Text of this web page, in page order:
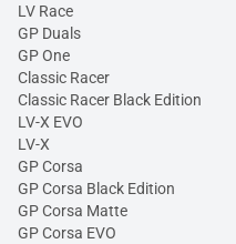
LV Race
GP Duals
GP One
Classic Racer
Classic Racer Black Edition
LV-X EVO
LV-X
GP Corsa
GP Corsa Black Edition
GP Corsa Matte
GP Corsa EVO